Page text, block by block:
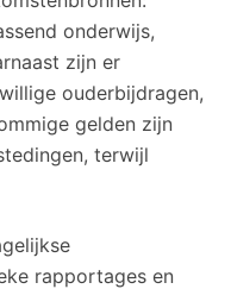
onderwijs,
zijn er
ouderbijdragen,
gelden zijn
terwijl
rapportages en